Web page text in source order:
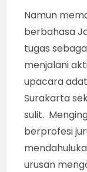
Namun
berbahasa
tugas
menjalani
upacara
Surakarta
sulit.
berprofesi
urusan